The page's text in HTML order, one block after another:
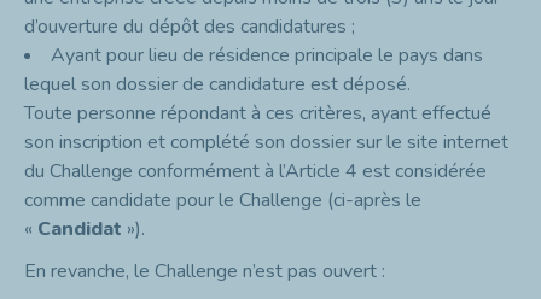
d’ouverture du dépôt des candidatures ;
Ayant pour lieu de résidence principale le pays dans
lequel son dossier de candidature est déposé.
Toute personne répondant à ces critères, ayant effectué
son inscription et complété son dossier sur le site internet
du Challenge conformément à l’Article 4 est considérée
comme candidate pour le Challenge (ci-après le
« Candidat »).
En revanche, le Challenge n’est pas ouvert :